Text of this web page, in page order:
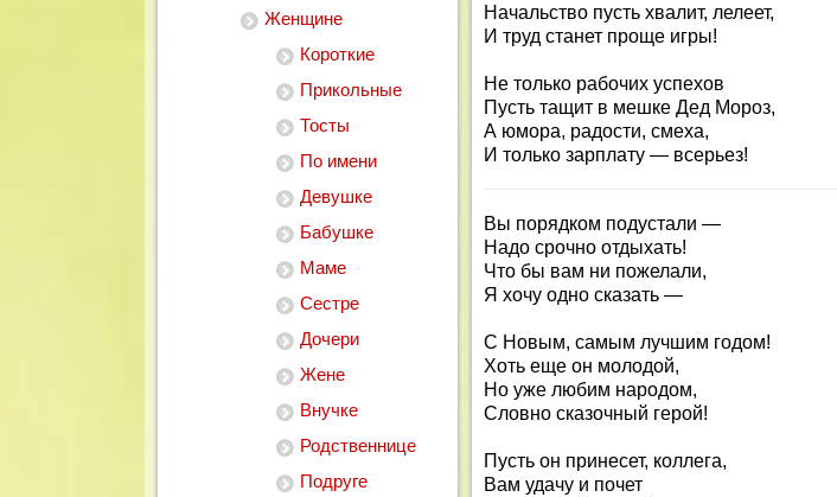
Женщине
Короткие
Прикольные
Тосты
По имени
Девушке
Бабушке
Маме
Сестре
Дочери
Жене
Внучке
Родственнице
Подруге
Начальство пусть хвалит, лелеет,
И труд станет проще игры!
Не только рабочих успехов
Пусть тащит в мешке Дед Мороз,
А юмора, радости, смеха,
И только зарплату — всерьез!
Вы порядком подустали —
Надо срочно отдыхать!
Что бы вам ни пожелали,
Я хочу одно сказать —
С Новым, самым лучшим годом!
Хоть еще он молодой,
Но уже любим народом,
Словно сказочный герой!
Пусть он принесет, коллега,
Вам удачу и почет